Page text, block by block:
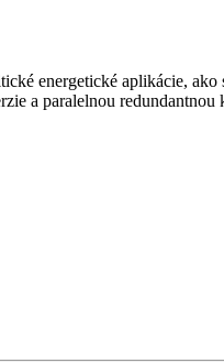
energetické aplikácie,
a paralelnou redundantnou